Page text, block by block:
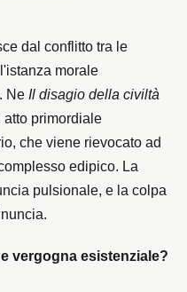
dal conflitto tra le
morale
Ne Il disagio della civiltà
atto primordiale
che viene rievocato ad
edipico. La
pulsionale, e la colpa
vergogna esistenziale?